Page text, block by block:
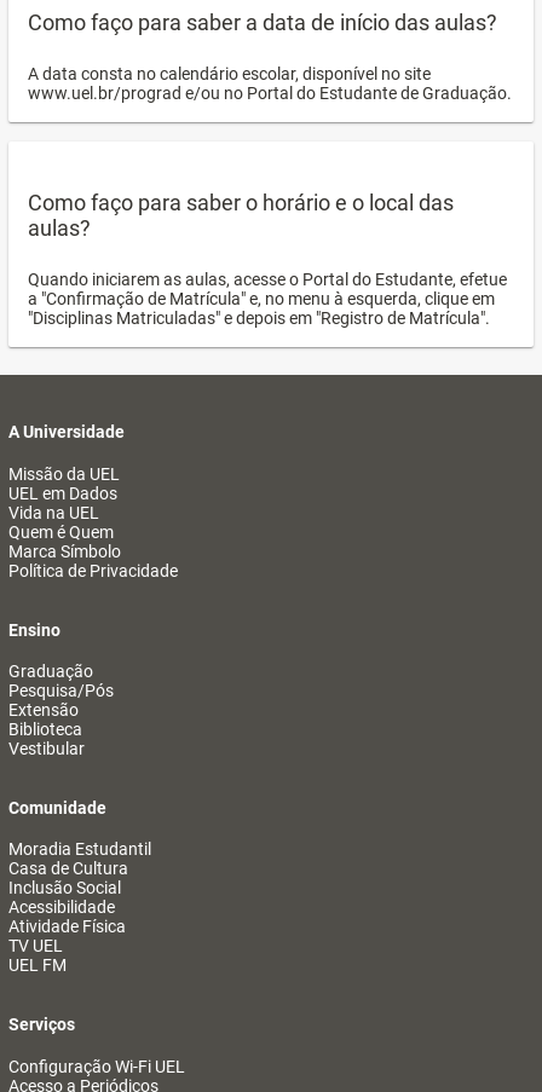
Como faço para saber a data de início das aulas?
A data consta no calendário escolar, disponível no site
www.uel.br/prograd e/ou no Portal do Estudante de Graduação.
Como faço para saber o horário e o local das
aulas?
Quando iniciarem as aulas, acesse o Portal do Estudante, efetue
a "Confirmação de Matrícula" e, no menu à esquerda, clique em
"Disciplinas Matriculadas" e depois em "Registro de Matrícula".
A Universidade
Missão da UEL
UEL em Dados
Vida na UEL
Quem é Quem
Marca Símbolo
Política de Privacidade
Ensino
Graduação
Pesquisa/Pós
Extensão
Biblioteca
Vestibular
Comunidade
Moradia Estudantil
Casa de Cultura
Inclusão Social
Acessibilidade
Atividade Física
TV UEL
UEL FM
Serviços
Configuração Wi-Fi UEL
Acesso a Periódicos